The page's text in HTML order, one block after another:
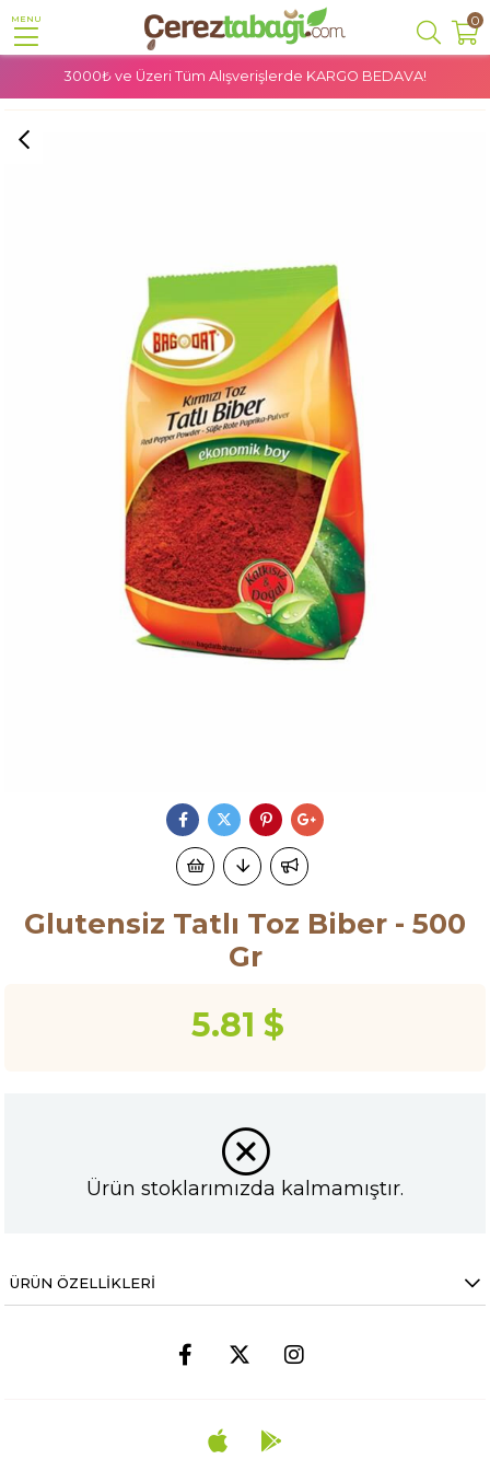
MENU 0
3000₺ ve Üzeri Tüm Alışverişlerde KARGO BEDAVA!
Glutensiz Baharat
Glutensiz Tatlı Toz Biber - 500
Gr
5.81 $
Ürün stoklarımızda kalmamıştır.
ÜRÜN ÖZELLIKLERI